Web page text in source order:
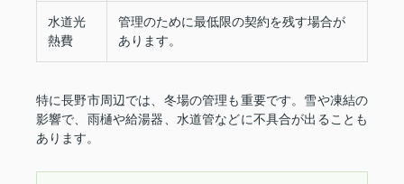
水道光
熱費
管理のために最低限の契約を残す場合が
あります。
特に長野市周辺では、冬場の管理も重要です。雪や凍結の
影響で、雨樋や給湯器、水道管などに不具合が出ることも
あります。